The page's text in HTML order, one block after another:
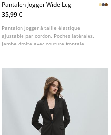
Pantalon Jogger Wide Leg
35,99 €
Pantalon jogger à taille élastique
ajustable par cordon. Poches latérales.
Jambe droite avec couture frontale.